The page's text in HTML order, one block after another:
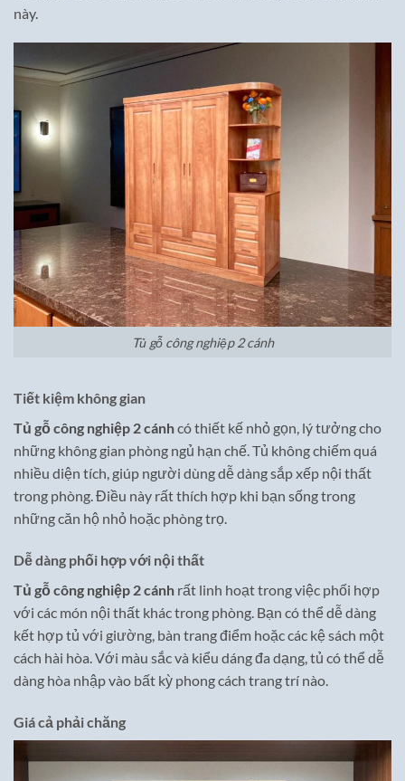
này.
Tủ gỗ công nghiệp 2 cánh
Tiết kiệm không gian
Tủ gỗ công nghiệp 2 cánhcó thiết kế nhỏ gọn, lý tưởng cho
những không gian phòng ngủ hạn chế. Tủ không chiếm quá
nhiều diện tích, giúp người dùng dễ dàng sắp xếp nội thất
trong phòng. Điều này rất thích hợp khi bạn sống trong
những căn hộ nhỏ hoặc phòng trọ.
Dễ dàng phối hợp với nội thất
Tủ gỗ công nghiệp 2 cánh rất linh hoạt trong việc phối hợp
với các món nội thất khác trong phòng. Bạn có thể dễ dàng
kết hợp tủ với giường, bàn trang điểm hoặc các kệ sách một
cách hài hòa. Với màu sắc và kiểu dáng đa dạng, tủ có thể dễ
dàng hòa nhập vào bất kỳ phong cách trang trí nào.
Giá cả phải chăng